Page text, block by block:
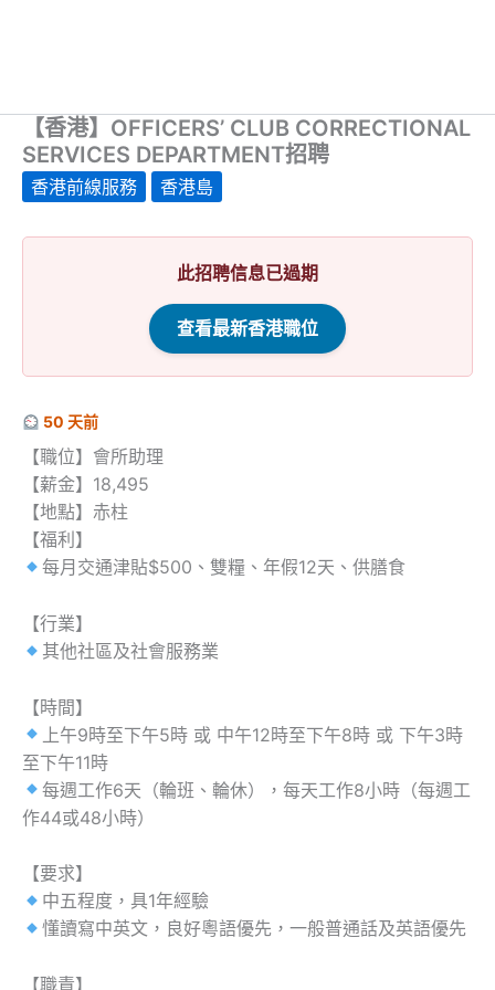
【香港】OFFICERS’ CLUB CORRECTIONAL
SERVICES DEPARTMENT招聘
香港前線服務 香港島
此招聘信息已過期
查看最新香港職位
50 天前
【職位】會所助理
【薪金】18,495
【地點】赤柱
【福利】
每月交通津貼$500、雙糧、年假12天、供膳食
【行業】
其他社區及社會服務業
【時間】
上午9時至下午5時 或 中午12時至下午8時 或 下午3時
至下午11時
每週工作6天（輪班、輪休），每天工作8小時（每週工
作44或48小時）
【要求】
中五程度，具1年經驗
懂讀寫中英文，良好粵語優先，一般普通話及英語優先
【職責】